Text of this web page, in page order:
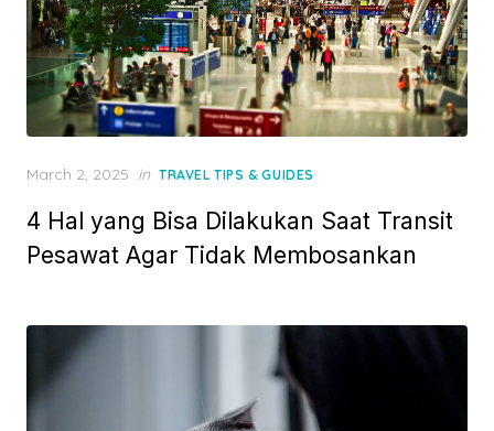
Posted
March 2, 2025 in TRAVEL TIPS & GUIDES
4 Hal yang Bisa Dilakukan Saat Transit
Pesawat Agar Tidak Membosankan